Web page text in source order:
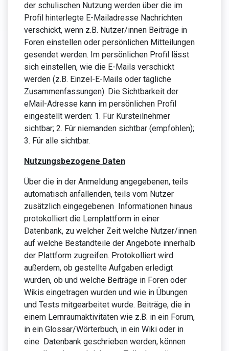
der schulischen Nutzung werden über die im
Profil hinterlegte E-Mailadresse Nachrichten
verschickt, wenn z.B. Nutzer/innen Beiträge in
Foren einstellen oder persönlichen Mitteilungen
gesendet werden. Im persönlichen Profil lässt
sich einstellen, wie die E-Mails verschickt
werden (z.B. Einzel-E-Mails oder tägliche
Zusammenfassungen). Die Sichtbarkeit der
eMail-Adresse kann im persönlichen Profil
eingestellt werden: 1. Für Kursteilnehmer
sichtbar; 2. Für niemanden sichtbar (empfohlen);
3. Für alle sichtbar.
Nutzungsbezogene Daten
Über die in der Anmeldung angegebenen, teils
automatisch anfallenden, teils vom Nutzer
zusätzlich eingegebenen Informationen hinaus
protokolliert die Lernplattform in einer
Datenbank, zu welcher Zeit welche Nutzer/innen
auf welche Bestandteile der Angebote innerhalb
der Plattform zugreifen. Protokolliert wird
außerdem, ob gestellte Aufgaben erledigt
wurden, ob und welche Beiträge in Foren oder
Wikis eingetragen wurden und wie in Übungen
und Tests mitgearbeitet wurde. Beiträge, die in
einem Lernraumaktivitäten wie z.B. in ein Forum,
in ein Glossar/Wörterbuch, in ein Wiki oder in
eine Datenbank geschrieben werden, können